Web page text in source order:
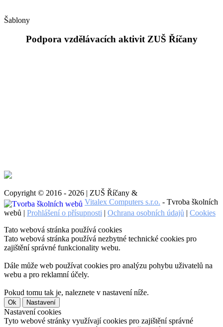
Šablony
Podpora vzdělávacích aktivit ZUŠ Říčany
Copyright © 2016 - 2026 | ZUŠ Říčany &
Vitalex Computers s.r.o. - Tvroba školních
webů | Prohlášení o přísupnosti | Ochrana osobních údajů | Cookies
Tato webová stránka používá cookies
Tato webová stránka používá nezbytné technické cookies pro
zajištění správné funkcionality webu.
Dále může web používat cookies pro analýzu pohybu uživatelů na
webu a pro reklamní účely.
Pokud tomu tak je, naleznete v nastavení níže.
Ok Nastavení
Nastavení cookies
Tyto webové stránky využívají cookies pro zajištění správné